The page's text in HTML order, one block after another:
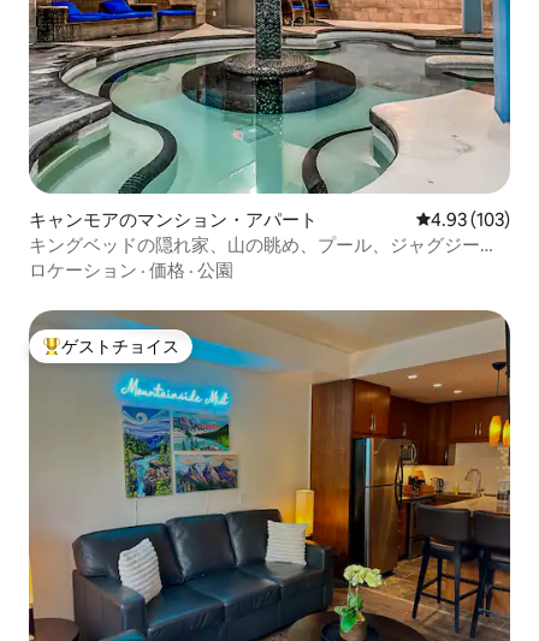
キャンモアのマンション・アパート レビュー103
4.93 (103)
キングベッドの隠れ家、山の眺め、プール、ジャグジー、
無料駐車場
ロケーション · 価格 · 公園
大好評のゲストチョイスです。
ゲストチョイス